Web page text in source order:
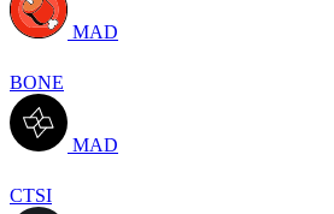
MAD
BONE
MAD
CTSI